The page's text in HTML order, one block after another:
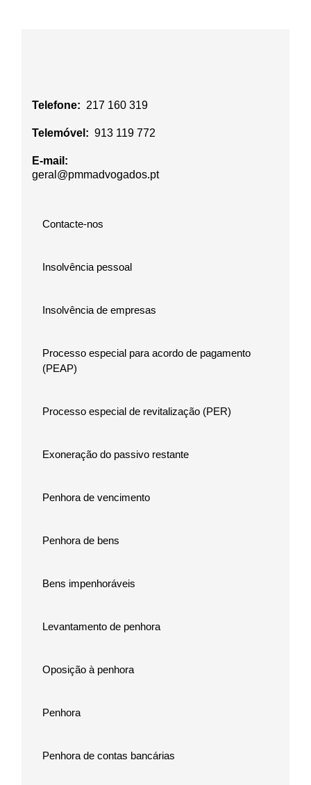
Telefone: 217 160 319
Telemóvel: 913 119 772
E-mail:
geral@pmmadvogados.pt
Contacte-nos
Insolvência pessoal
Insolvência de empresas
Processo especial para acordo de pagamento
(PEAP)
Processo especial de revitalização (PER)
Exoneração do passivo restante
Penhora de vencimento
Penhora de bens
Bens impenhoráveis
Levantamento de penhora
Oposição à penhora
Penhora
Penhora de contas bancárias